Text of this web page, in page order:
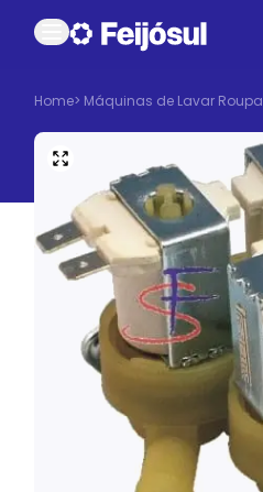
Home> Máquinas de Lavar Roupa